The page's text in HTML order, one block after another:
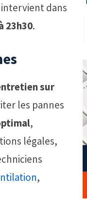
dans
23h30.
sur
les pannes
,
légales,
,